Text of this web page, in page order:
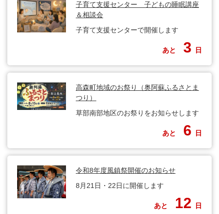
子育て支援センター 子どもの睡眠講座
＆相談会
子育て支援センターで開催します
あと 3 日
高森町地域のお祭り（奥阿蘇ふるさとま
つり）
草部南部地区のお祭りをお知らせします
あと 6 日
令和8年度風鎮祭開催のお知らせ
8月21日・22日に開催します
あと 12 日